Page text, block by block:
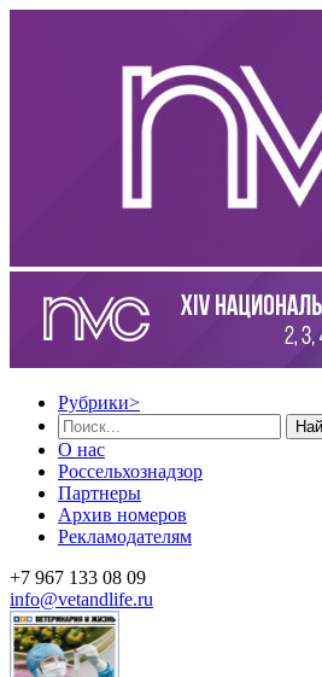
Рубрики>
О нас
Россельхознадзор
Партнеры
Архив номеров
Рекламодателям
+7 967 133 08 09
info@vetandlife.ru